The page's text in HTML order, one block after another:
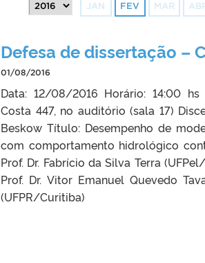
JAN FEV MAR
Defesa de dissertação –
01/08/2016
Data: 12/08/2016 Horário: 14:00
Costa 447, no auditório (sala 17)
Beskow Título: Desempenho de
com comportamento hidrológico
Prof. Dr. Fabrício da Silva Terra
Prof. Dr. Vitor Emanuel Quevedo
(UFPR/Curitiba)